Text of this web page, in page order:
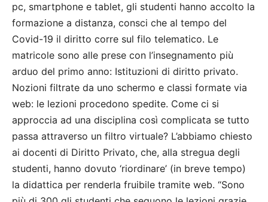
pc, smartphone e tablet, gli studenti hanno accolto la
formazione a distanza, consci che al tempo del
Covid-19 il diritto corre sul filo telematico. Le
matricole sono alle prese con l’insegnamento più
arduo del primo anno: Istituzioni di diritto privato.
Nozioni filtrate da uno schermo e classi formate via
web: le lezioni procedono spedite. Come ci si
approccia ad una disciplina così complicata se tutto
passa attraverso un filtro virtuale? L’abbiamo chiesto
ai docenti di Diritto Privato, che, alla stregua degli
studenti, hanno dovuto ‘riordinare’ (in breve tempo)
la didattica per renderla fruibile tramite web. “Sono